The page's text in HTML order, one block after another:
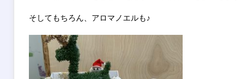
そしてもちろん、アロマノエルも♪